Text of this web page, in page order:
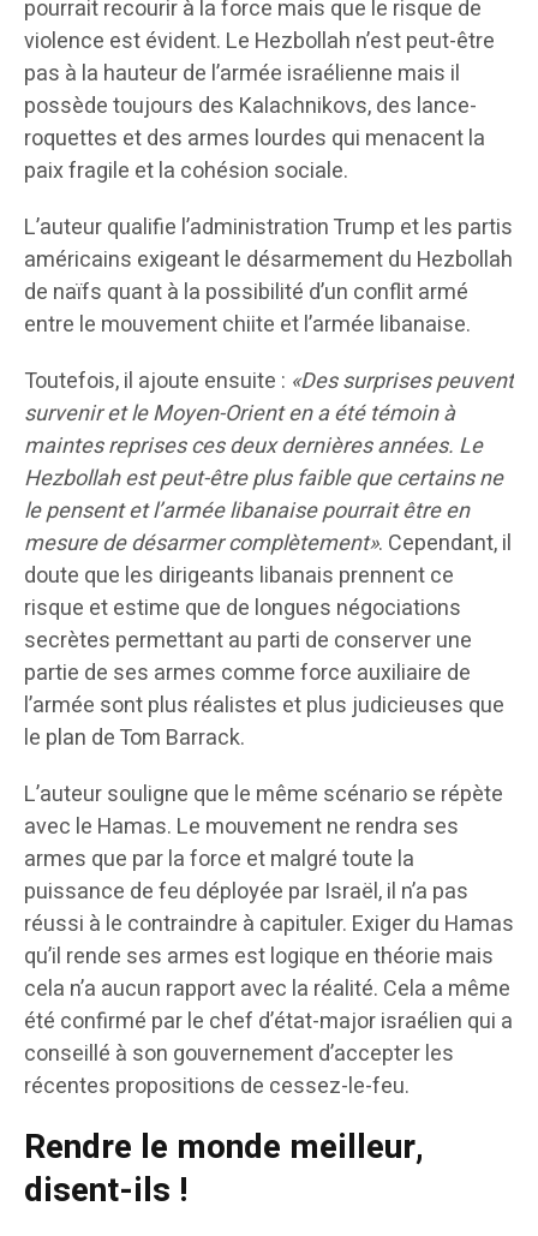
pourrait recourir à la force mais que le risque de
violence est évident. Le Hezbollah n’est peut-être
pas à la hauteur de l’armée israélienne mais il
possède toujours des Kalachnikovs, des lance-
roquettes et des armes lourdes qui menacent la
paix fragile et la cohésion sociale.
L’auteur qualifie l’administration Trump et les partis
américains exigeant le désarmement du Hezbollah
de naïfs quant à la possibilité d’un conflit armé
entre le mouvement chiite et l’armée libanaise.
Toutefois, il ajoute ensuite : «Des surprises peuvent
survenir et le Moyen-Orient en a été témoin à
maintes reprises ces deux dernières années. Le
Hezbollah est peut-être plus faible que certains ne
le pensent et l’armée libanaise pourrait être en
mesure de désarmer complètement». Cependant, il
doute que les dirigeants libanais prennent ce
risque et estime que de longues négociations
secrètes permettant au parti de conserver une
partie de ses armes comme force auxiliaire de
l’armée sont plus réalistes et plus judicieuses que
le plan de Tom Barrack.
L’auteur souligne que le même scénario se répète
avec le Hamas. Le mouvement ne rendra ses
armes que par la force et malgré toute la
puissance de feu déployée par Israël, il n’a pas
réussi à le contraindre à capituler. Exiger du Hamas
qu’il rende ses armes est logique en théorie mais
cela n’a aucun rapport avec la réalité. Cela a même
été confirmé par le chef d’état-major israélien qui a
conseillé à son gouvernement d’accepter les
récentes propositions de cessez-le-feu.
Rendre le monde meilleur,
disent-ils !